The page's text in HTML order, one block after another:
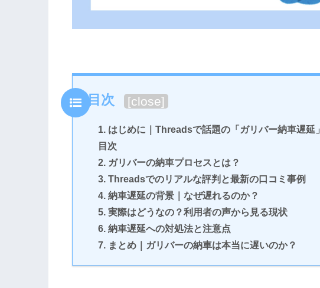
目次 [close]
1. はじめに｜Threadsで話題の「ガリバー納車遅延」
目次
2. ガリバーの納車プロセスとは？
3. Threadsでのリアルな評判と最新の口コミ事例
4. 納車遅延の背景｜なぜ遅れるのか？
5. 実際はどうなの？利用者の声から見る現状
6. 納車遅延への対処法と注意点
7. まとめ｜ガリバーの納車は本当に遅いのか？